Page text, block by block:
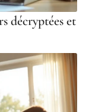
décryptées et